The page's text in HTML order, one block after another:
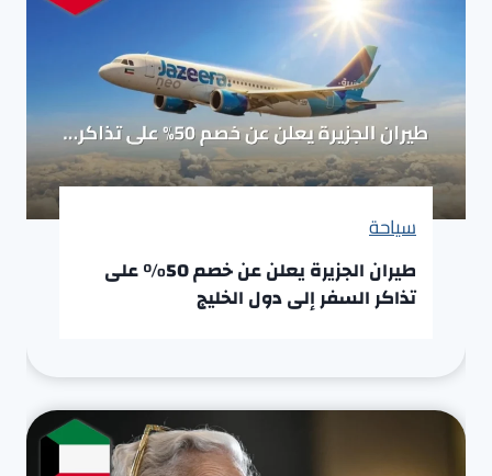
سياحة
طيران الجزيرة يعلن عن خصم 50% على
تذاكر السفر إلى دول الخليج